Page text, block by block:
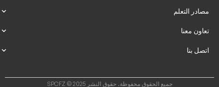
مصادر التعلم
تعاون معنا
اتصل بنا
جميع الحقوق محفوظة. حقوق النشر SPCFZ © 2025